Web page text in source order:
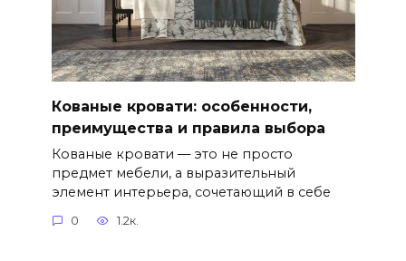
Кованые кровати: особенности,
преимущества и правила выбора
Кованые кровати — это не просто
предмет мебели, а выразительный
элемент интерьера, сочетающий в себе
0 1.2к.